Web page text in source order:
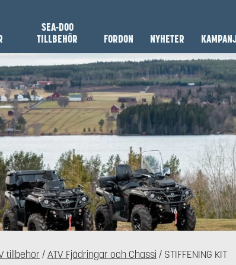
SEA-DOO
TILLBEHÖR
FORDON NYHETER
tillbehör /ATV Fjädringar och Chassi / STIFFENING KIT